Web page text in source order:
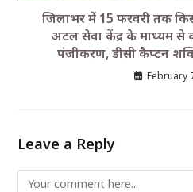
जिलाभर में 15 फरवरी तक
अटल सेवा केंद्र के माध्यम
पंजीकरण, डीसी कैप्टन
February
Leave a Reply